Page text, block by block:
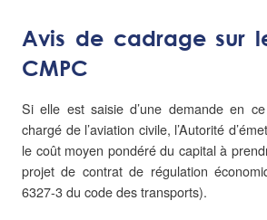
Avis de cadrage sur
CMPC
Si elle est saisie d’une demande en
chargé de l’aviation civile, l’Autorité
le coût moyen pondéré du capital à
projet de contrat de régulation
6327-3 du code des transports).